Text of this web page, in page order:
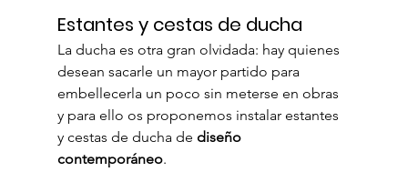
Estantes y cestas de ducha
La ducha es otra gran olvidada: hay quienes
desean sacarle un mayor partido para
embellecerla un poco sin meterse en obras
y para ello os proponemos instalar estantes
y cestas de ducha de diseño
contemporáneo.